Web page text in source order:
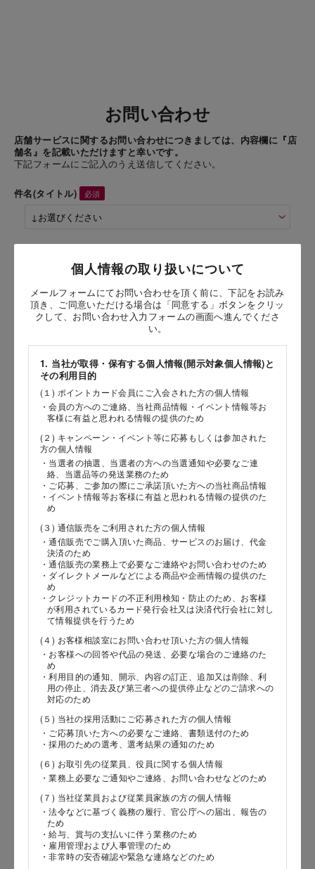
お問い合わせ
店舗サービスに関するお問い合わせにつきましては、内容欄に『店
舗名』を記載いただけますと幸いです。
下記フォームにご記入のうえ送信してください。
個人情報の取り扱いについて
メールフォームにてお問い合わせを頂く前に、下記をお読み
頂き、ご同意いただける場合は「同意する」ボタンをクリッ
クして、お問い合わせ入力フォームの画面へ進んでくださ
い。
1. 当社が取得・保有する個人情報(開示対象個人情報)と
その利用目的
(１) ポイントカード会員にご入会された方の個人情報
・会員の方へのご連絡、当社商品情報・イベント情報等お
客様に有益と思われる情報の提供のため
(２) キャンペーン・イベント等に応募もしくは参加された
方の個人情報
・当選者の抽選、当選者の方への当選通知や必要なご連
絡、当選品等の発送業務のため
・ご応募、ご参加の際にご承諾頂いた方への当社商品情報
・イベント情報等お客様に有益と思われる情報の提供のた
め
(３) 通信販売をご利用された方の個人情報
・通信販売でご購入頂いた商品、サービスのお届け、代金
決済のため
・通信販売の業務上で必要なご連絡やお問い合わせのため
・ダイレクトメールなどによる商品や企画情報の提供のた
め
・クレジットカードの不正利用検知・防止のため、お客様
が利用されているカード発行会社又は決済代行会社に対し
て情報提供を行うため
(４) お客様相談室にお問い合わせ頂いた方の個人情報
・お客様への回答や代品の発送、必要な場合のご連絡のた
め
・利用目的の通知、開示、内容の訂正、追加又は削除、利
用の停止、消去及び第三者への提供停止などのご請求への
対応のため
(５) 当社の採用活動にご応募された方の個人情報
・ご応募頂いた方への必要なご連絡、書類送付のため
・採用のための選考、選考結果の通知のため
(６) お取引先の従業員、役員に関する個人情報
・業務上必要なご通知やご連絡、お問い合わせなどのため
(７) 当社従業員および従業員家族の方の個人情報
・法令などに基づく義務の履行、官公庁への届出、報告の
ため
・給与、賞与の支払いに伴う業務のため
・雇用管理および人事管理のため
・非常時の安否確認や緊急な連絡などのため
件名(タイトル)
お問い合わせ時氏名
［姓］
［名］
（全角で入力してください）
お問い合わせ時氏名（カナ）
［セイ］
［メイ］
（全角で入力してください）
電話番号
メールアドレス
郵便番号
都道府県